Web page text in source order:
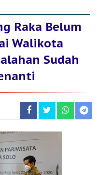
Raka Belum
Walikota
Sudah